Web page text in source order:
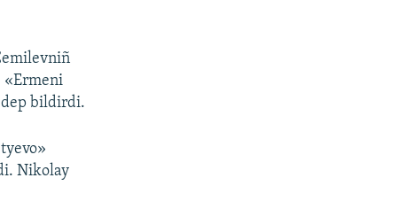
«Ermeni
dep bildirdi.
Nikolay